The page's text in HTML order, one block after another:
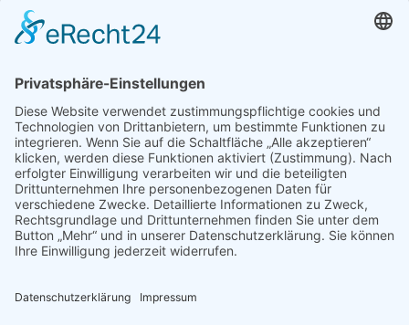
Best of Karaoke – Roy Black – Playbacks – Absolute Rarität
World-of-Karaoke – Midifiles kaufen – Ich baue Dein
Playbackshop – Erstellung eines Wunschmidifile bis 3.5
Minuten
10 Spanische All-TIME Sommerhits als Karaoke-Playbacks –
Absolute Klassiker
Dein AKTUELLER Warenkorb
Playbackshop – Erstellung eines Wunschmidifile bis 3.0
Minuten
Versandkosten
Widerruf
Shop-AGB
Umwelt